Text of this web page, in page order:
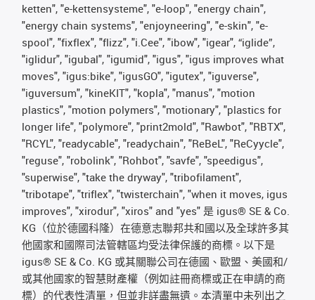
ketten", "e-kettensysteme", "e-loop", "energy chain",
"energy chain systems", "enjoyneering", "e-skin", "e-
spool", "fixflex", "flizz", "i.Cee", "ibow", "igear", “iglide”,
"iglidur", "igubal", "igumid", "igus", "igus improves what
moves", "igus:bike", "igusGO", "igutex", "iguverse",
"iguversum", "kineKIT", "kopla", "manus", "motion
plastics", "motion polymers", "motionary", "plastics for
longer life", "polymore", "print2mold", "Rawbot", "RBTX",
"RCYL", "readycable", "readychain", "ReBeL", "ReCyycle",
"reguse", "robolink", "Rohbot", "savfe", "speedigus",
"superwise", "take the dryway", "tribofilament",
"tribotape", "triflex", "twisterchain", "when it moves, igus
improves", "xirodur", "xiros" and "yes" 是 igus® SE & Co.
KG（位於德國科隆）在德意志聯邦共和國以及全球許多其
他國家和國際司法管轄區均受法律保護的商標。以下是
igus® SE & Co. KG 或其關聯公司在德國、歐盟、美國和/
或其他國家的智慧財產權（例如註冊商標或正在申請的商
標）的代表性清單，但並非詳盡無遺。本清單中未列出之